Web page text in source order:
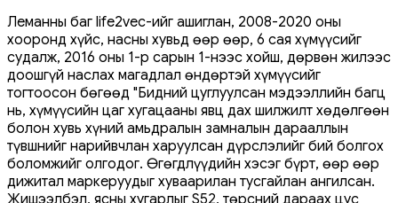
Леманны баг life2vec-ийг ашиглан, 2008-2020 оны
хооронд хүйс, насны хувьд өөр өөр, 6 сая хүмүүсийг
судалж, 2016 оны 1-р сарын 1-нээс хойш, дөрвөн жилээс
доошгүй наслах магадлал өндөртэй хүмүүсийг
тогтоосон бөгөөд "Бидний цуглуулсан мэдээллийн багц
нь, хүмүүсийн цаг хугацааны явц дах шилжилт хөдөлгөөн
болон хувь хүний ​​амьдралын замналын дарааллын
түвшнийг нарийвчлан харуулсан дүрслэлийг бий болгох
боломжийг олгодог. Өгөгдлүүдийн хэсэг бүрт, өөр өөр
дижитал маркеруудыг хуваарилан тусгайлан ангилсан.
Жишээлбэл, ясны хугарлыг S52, төрсний дараах цус